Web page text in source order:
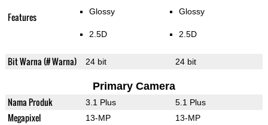
Features Glossy
2.5D
Glossy
2.5D
Bit Warna (# Warna) 24 bit 24 bit
Primary Camera
Nama Produk 3.1 Plus 5.1 Plus
Megapixel 13-MP 13-MP